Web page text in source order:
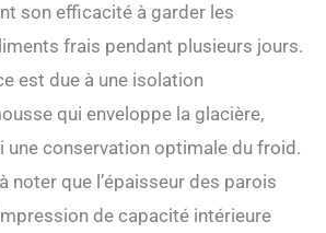
son efficacité à garder les
frais pendant plusieurs jours.
est due à une isolation
qui enveloppe la glacière,
une conservation optimale du froid.
noter que l’épaisseur des parois
de capacité intérieure